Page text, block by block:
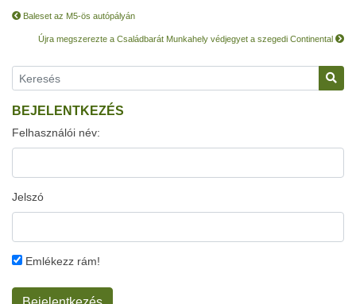
Baleset az M5-ös autópályán
Újra megszerezte a Családbarát Munkahely védjegyet a szegedi Continental
BEJELENTKEZÉS
Felhasználói név:
Jelszó
Emlékezz rám!